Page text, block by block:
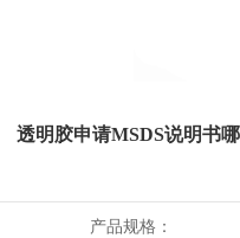
透明胶申请MSDS说明书
产品规格：